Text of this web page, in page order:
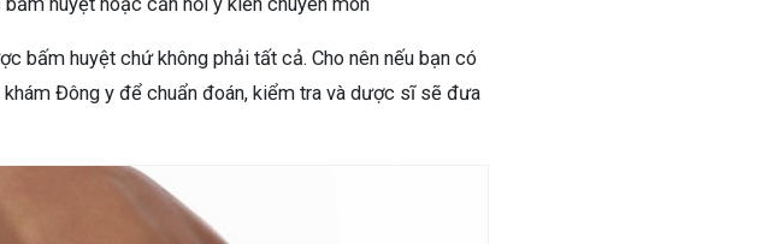
bấm huyệt chứ không phải tất cả. Cho nên nếu bạn có
Đông y để chuẩn đoán, kiểm tra và dược sĩ sẽ đưa